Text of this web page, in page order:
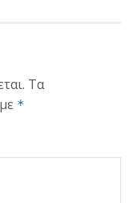
Τα
*